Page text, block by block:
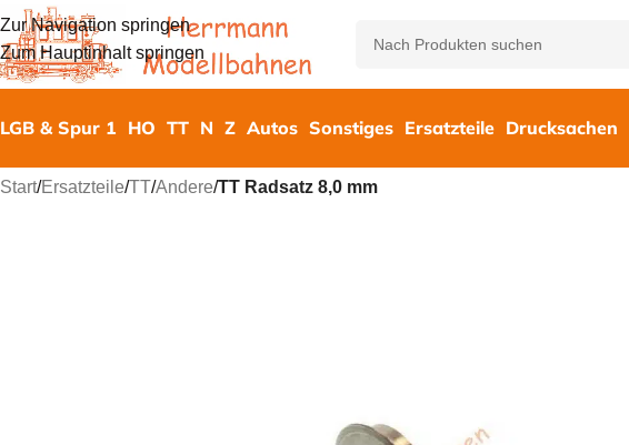
Zur Navigation springen
Zum Hauptinhalt springen
LGB & Spur 1 HO TT N Z Autos Sonstiges Ersatzteile Drucksachen
Start/Ersatzteile/TT/Andere/TT Radsatz 8,0 mm